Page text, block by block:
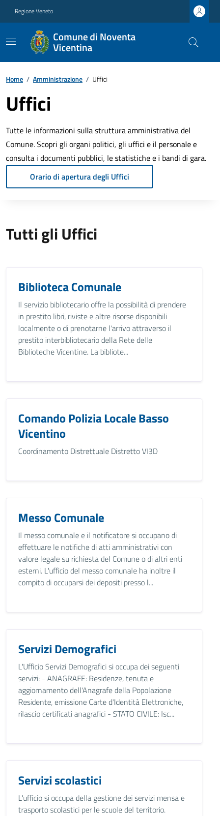
Regione Veneto
Comune di Noventa
Vicentina
Home / Amministrazione / Uffici
Uffici
Tutte le informazioni sulla struttura amministrativa del
Comune. Scopri gli organi politici, gli uffici e il personale e
consulta i documenti pubblici, le statistiche e i bandi di gara.
Orario di apertura degli Uffici
Tutti gli Uffici
Biblioteca Comunale
Il servizio bibliotecario offre la possibilità di prendere
in prestito libri, riviste e altre risorse disponibili
localmente o di prenotarne l'arrivo attraverso il
prestito interbibliotecario della Rete delle
Biblioteche Vicentine. La bibliote...
Comando Polizia Locale Basso
Vicentino
Coordinamento Distrettuale Distretto VI3D
Messo Comunale
Il messo comunale e il notificatore si occupano di
effettuare le notifiche di atti amministrativi con
valore legale su richiesta del Comune o di altri enti
esterni. L'ufficio del messo comunale ha inoltre il
compito di occuparsi dei depositi presso l...
Servizi Demografici
L'Ufficio Servizi Demografici si occupa dei seguenti
servizi: - ANAGRAFE: Residenze, tenuta e
aggiornamento dell'Anagrafe della Popolazione
Residente, emissione Carte d'Identità Elettroniche,
rilascio certificati anagrafici - STATO CIVILE: Isc...
Servizi scolastici
L'ufficio si occupa della gestione dei servizi mensa e
trasporto scolastici per le scuole del territorio.